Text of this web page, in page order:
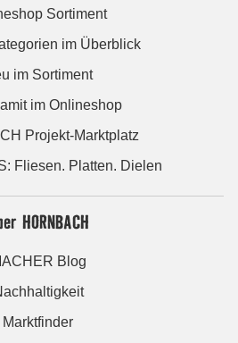
Sortiment
im Überblick
im Sortiment
im Onlineshop
Projekt-Marktplatz
Fliesen. Platten. Dielen
HORNBACH
Blog
Marktfinder